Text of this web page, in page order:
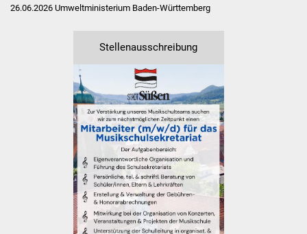
Pflege von Angehörigen
Hitzewarnung / UV-
Index
ÖPNV
Bürgerbus (MOBS)
Abfall und Entsorgung
Kultur & Freizeit
Veranstaltungen
26.06.2026 Umweltministerium Baden-Württemberg
Stellenausschreibung